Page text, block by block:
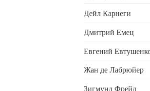
Дейл Карнеги
Дмитрий Емец
Евгений
Жан де Лабрюйер
Зигмунд Фрейд